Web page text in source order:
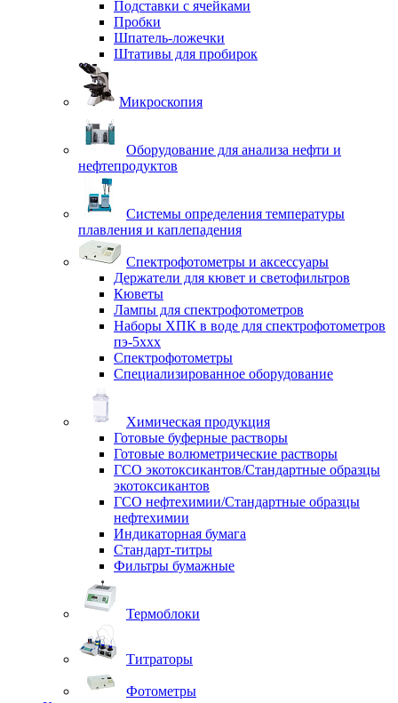
Подставки с ячейками
Пробки
Шпатель-ложечки
Штативы для пробирок
Микроскопия
Оборудование для анализа нефти и
нефтепродуктов
Системы определения температуры
плавления и каплепадения
Спектрофотометры и аксессуары
Держатели для кювет и светофильтров
Кюветы
Лампы для спектрофотометров
Наборы ХПК в воде для спектрофотометров
пэ-5ххх
Спектрофотометры
Специализированное оборудование
Химическая продукция
Готовые буферные растворы
Готовые волюметрические растворы
ГСО экотоксикантов/Стандартные образцы
экотоксикантов
ГСО нефтехимии/Стандартные образцы
нефтехимии
Индикаторная бумага
Стандарт-титры
Фильтры бумажные
Термоблоки
Титраторы
Фотометры